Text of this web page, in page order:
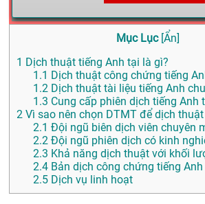
Mục Lục [Ẩn]
1 Dịch thuật tiếng Anh tại là gì?
1.1 Dịch thuật công chứng tiếng
1.2 Dịch thuật tài liệu tiếng Anh
1.3 Cung cấp phiên dịch tiếng Anh
2 Vì sao nên chọn DTMT để dịch
2.1 Đội ngũ biên dịch viên chuyên
2.2 Đội ngũ phiên dịch có kinh
2.3 Khả năng dịch thuật với khối
2.4 Bản dịch công chứng tiếng
2.5 Dịch vụ linh hoạt